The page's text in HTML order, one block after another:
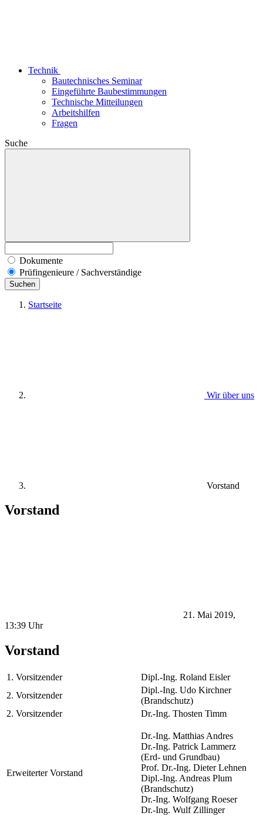
Technik
Bautechnisches Seminar
Eingeführte Baubestimmungen
Technische Mitteilungen
Arbeitshilfen
Fragen
Suche
Dokumente
Prüfingenieure / Sachverständige
Suchen
Startseite
Wir über uns
Vorstand
Vorstand
21. Mai 2019,
13:39 Uhr
Vorstand
1. Vorsitzender
Dipl.-Ing. Roland Eisler
2. Vorsitzender
Dipl.-Ing. Udo Kirchner
(Brandschutz)
2. Vorsitzender
Dr.-Ing. Thosten Timm
Erweiterter Vorstand
Dr.-Ing. Matthias Andres
Dr.-Ing. Patrick Lammerz
(Erd- und Grundbau)
Prof. Dr.-Ing. Dieter Lehnen
Dipl.-Ing. Andreas Plum
(Brandschutz)
Dr.-Ing. Wolfgang Roeser
Dr.-Ing. Wulf Zillinger